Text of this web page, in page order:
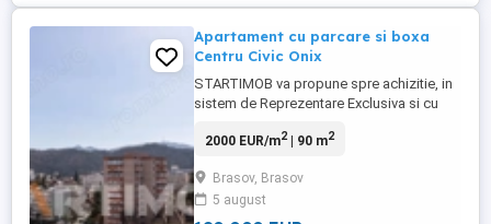
Apartament cu parcare si boxa
Centru Civic Onix
STARTIMOB va propune spre achizitie, in
sistem de Reprezentare Exclusiva si cu
un apartament cu o structura deosebita,
situat la etajul 7/8 al unui bloc construit în
1989, are o suprafata utilade 90 mp. Cu o
2000 EUR/m2| 90 m2
Brasov, Brasov
5 august